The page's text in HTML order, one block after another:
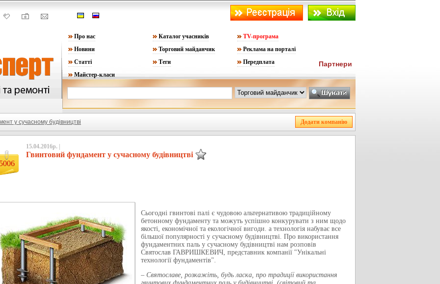
Про нас Каталог учасників
TV-програма
Новини
Торговий майданчик
Реклама на порталі
Статті
Теги
Передплата
Майстер-класи
Партнери
у сучасному будівництві
5006
15.04.2016р. |
Гвинтовий фундамент у сучасному будівництві
Сьогодні гвинтові палі є чудовою альтернативою традиційному
бетонному фундаменту та можуть успішно конкурувати з ним щодо
якості, економічної та екологічної вигоди. а технологія набуває все
більшої популярності у сучасному будівництві. Про використання
фундаментних паль у сучасному будівництві нам розповів
Святослав ГАВРИШКЕВИЧ, представник компанії "Унікальні
технології фундаментів".
– Святославе, розкажіть, будь ласка, про традиції використання